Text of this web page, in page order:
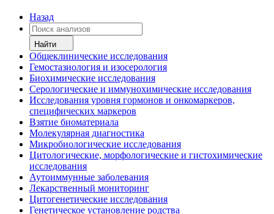
Назад
Найти
Общеклинические исследования
Гемостазиология и изосерология
Биохимические исследования
Серологические и иммунохимические исследования
Исследования уровня гормонов и онкомаркеров,
специфических маркеров
Взятие биоматериала
Молекулярная диагностика
Микробиологические исследования
Цитологические, морфологические и гистохимические
исследования
Аутоиммунные заболевания
Лекарственный мониторинг
Цитогенетические исследования
Генетическое установление родства